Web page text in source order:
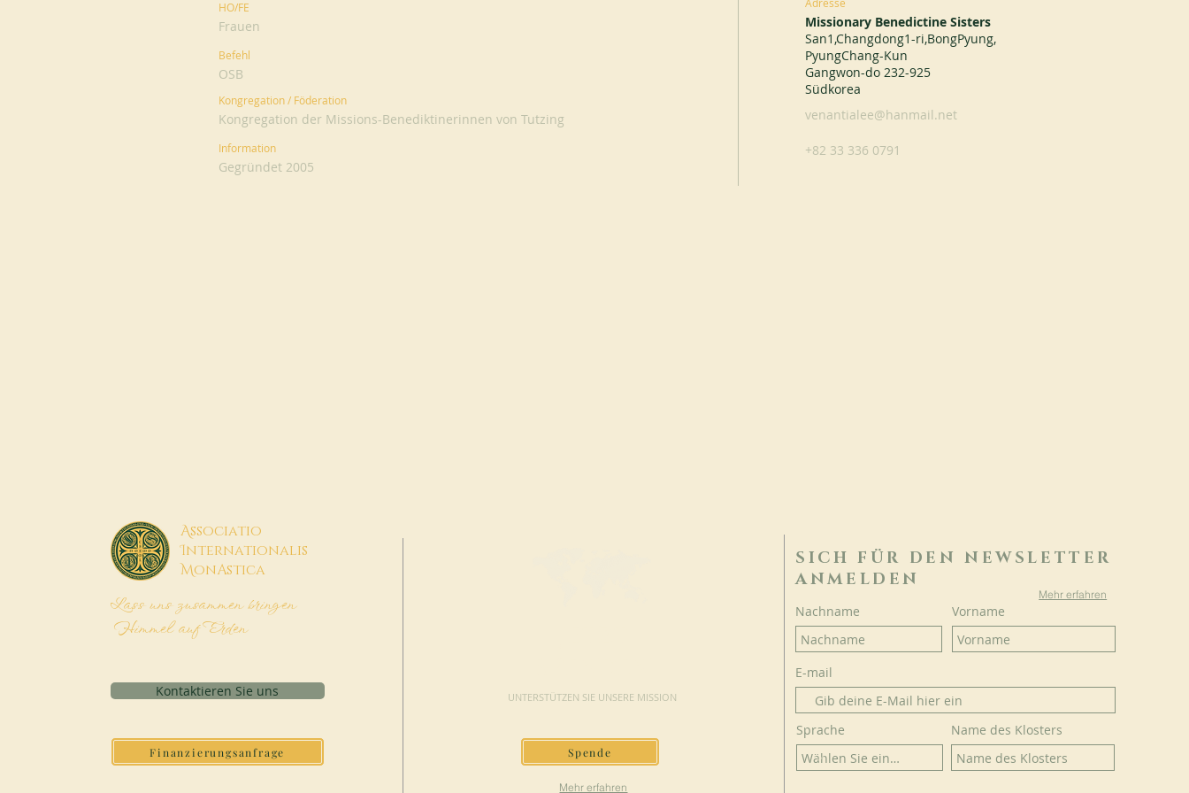
HO/FE
Frauen
Befehl
OSB
Kongregation / Föderation
Kongregation der Missions-Benediktinerinnen von Tutzing
Information
Gegründet 2005
Missionary Benedictine Sisters
San1,Changdong1-ri,BongPyung,
PyungChang-Kun
Gangwon-do 232-925
Südkorea
venantialee@hanmail.net
+82 33 336 0791
Associatio
Internationalis
MonAstica
Lass uns zusammen bringen
Himmel auf Erden
Kontaktieren Sie uns
Finanzierungsanfrage
UNTERSTÜTZEN SIE UNSERE MISSION
Spende
Mehr erfahren
SICH FÜR DEN NEWSLETTER
ANMELDEN
Mehr erfahren
Nachname Vorname
E-mail
Sprache Name des Klosters